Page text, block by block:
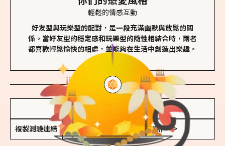
輕鬆的情感互動
好友型與玩樂型的配對，是一段充滿幽默與放鬆的關
係。當好友型的穩定感和玩樂型的隨性相結合時，兩者
都喜歡輕鬆愉快的相處，並能夠在生活中創造出樂趣。
儲存我的結果圖
複製測驗連結 查看香氛類型全解析 >>>